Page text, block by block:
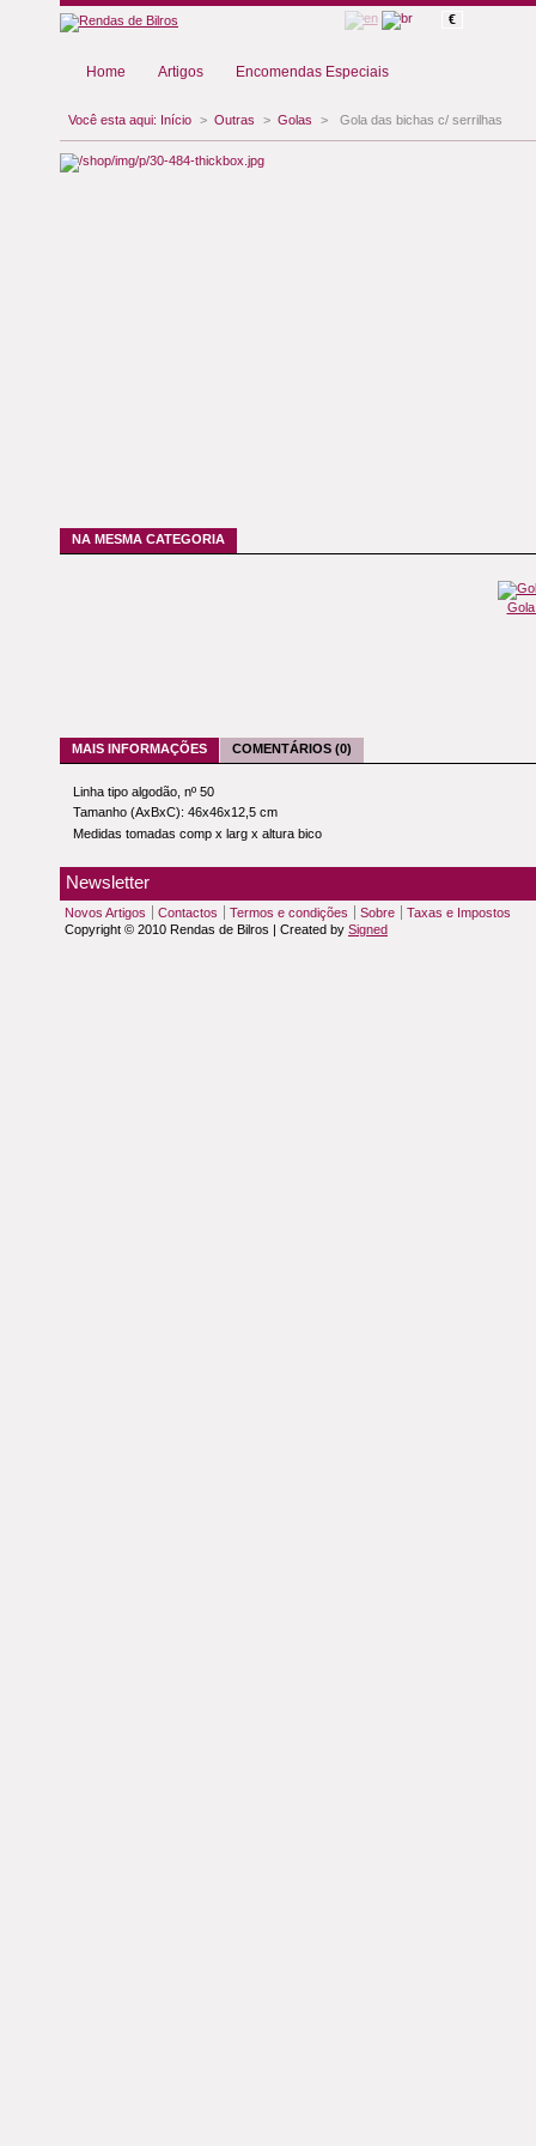
€
Home Artigos Encomendas Especiais
Você esta aqui: Início > Outras > Golas > Gola das bichas c/ serrilhas
NA MESMA CATEGORIA
MAIS INFORMAÇÕES COMENTÁRIOS (0)
Linha tipo algodão, nº 50
Tamanho (AxBxC): 46x46x12,5 cm
Medidas tomadas comp x larg x altura bico
Newsletter
Novos Artigos Contactos Termos e condições Sobre
Taxas e Impostos
Copyright © 2010 Rendas de Bilros | Created by Signed